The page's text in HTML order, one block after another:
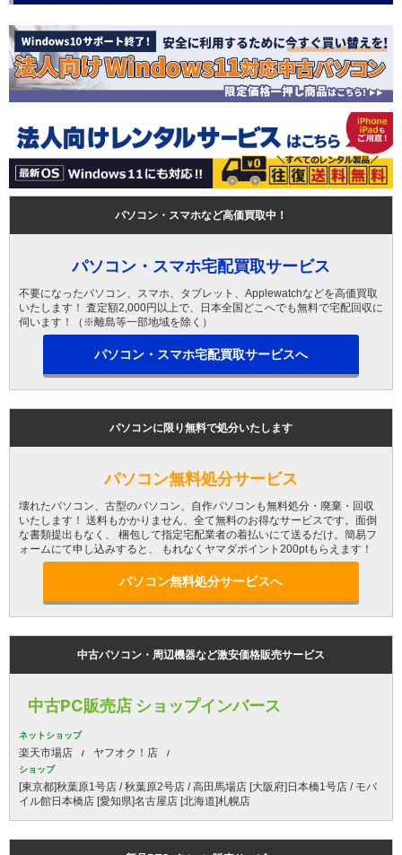
パソコン・スマホなど高価買取中！
パソコン・スマホ宅配買取サービス
不要になったパソコン、スマホ、タブレット、Applewatchなどを高価買取
いたします！ 査定額2,000円以上で、日本全国どこへでも無料で宅配回収に
伺います！（※離島等一部地域を除く）
パソコン・スマホ宅配買取サービスへ
パソコンに限り無料で処分いたします
パソコン無料処分サービス
壊れたパソコン、古型のパソコン、自作パソコンも無料処分・廃棄・回収
いたします！ 送料もかかりません、全て無料のお得なサービスです。面倒
な書類提出もなく、 梱包して指定宅配業者の着払いにて送るだけ。簡易フ
ォームにて申し込みすると、 もれなくヤマダポイント200ptもらえます！
パソコン無料処分サービスへ
中古パソコン・周辺機器など激安価格販売サービス
中古PC販売店 ショップインバース
ネットショップ
楽天市場店 ヤフオク！店
ショップ
[東京都]秋葉原1号店 / 秋葉原2号店 / 高田馬場店 [大阪府]日本橋1号店 / モバ
イル館日本橋店 [愛知県]名古屋店 [北海道]札幌店